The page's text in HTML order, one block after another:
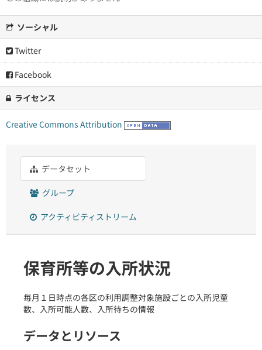
ソーシャル
Twitter
Facebook
ライセンス
Creative Commons Attribution
データセット
グループ
アクティビティストリーム
保育所等の入所状況
毎月１日時点の各区の利用調整対象施設ごとの入所児童
数、入所可能人数、入所待ちの情報
データとリソース